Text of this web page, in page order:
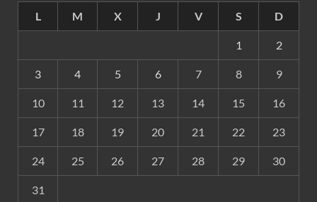
L
M X J V S D
1 2
3 4 5 6 7 8 9
10 11 12 13 14 15 16
17 18 19 20 21 22 23
24 25 26 27 28 29 30
31